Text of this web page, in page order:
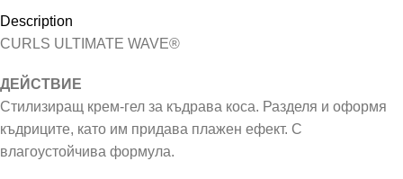
Description
CURLS ULTIMATE WAVE®
ДЕЙСТВИЕ
Стилизиращ крем-гел за къдрава коса. Разделя и оформя
къдриците, като им придава плажен ефект. С
влагоустойчива формула.